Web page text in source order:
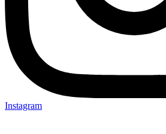
Instagram